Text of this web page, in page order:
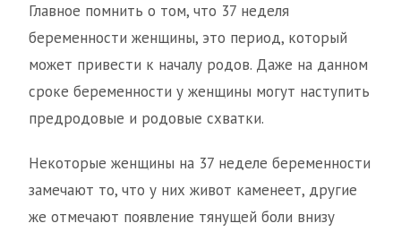
Главное помнить о том, что 37 неделя
беременности женщины, это период, который
может привести к началу родов. Даже на данном
сроке беременности у женщины могут наступить
предродовые и родовые схватки.
Некоторые женщины на 37 неделе беременности
замечают то, что у них живот каменеет, другие
же отмечают появление тянущей боли внизу